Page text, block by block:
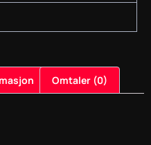
Omtaler (0)